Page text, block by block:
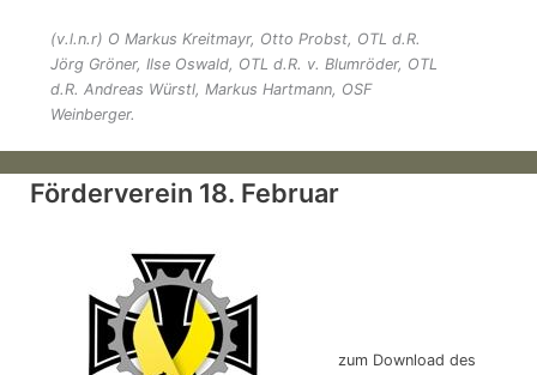
(v.l.n.r) O Markus Kreitmayr, Otto Probst, OTL d.R.
Jörg Gröner, Ilse Oswald, OTL d.R. v. Blumröder, OTL
d.R. Andreas Würstl, Markus Hartmann, OSF
Weinberger.
Förderverein 18. Februar
zum Download des